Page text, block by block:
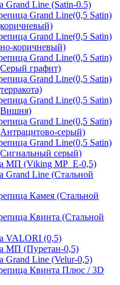
Grand Line (Satin-0.5)
Grand Line(0,5 Satin)
Grand Line(0,5 Satin)
коричневый)
Grand Line(0,5 Satin)
графит)
Grand Line(0,5 Satin)
Grand Line(0,5 Satin)
Grand Line(0,5 Satin)
серый)
Grand Line(0,5 Satin)
серый)
МП (Viking MP_E-0,5)
Grand Line (Стальной
Камея (Стальной
Квинта (Стальной
VALORI (0,5)
МП (Пуретан-0,5)
Grand Line (Velur-0,5)
Квинта Плюс / 3D